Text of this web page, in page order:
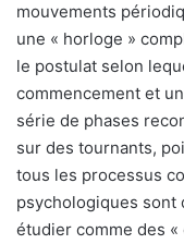
mouvements
une « horloge »
le postulat selon
commencement et
série de phases
sur des tournants,
tous les processus
psychologiques sont
étudier comme des